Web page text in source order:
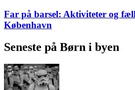
Far på barsel: Aktiviteter og
København
Seneste på Børn i byen